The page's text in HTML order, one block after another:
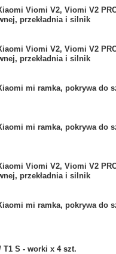
Viomi V2, Viomi V2
przekładnia i silnik
Viomi V2, Viomi V2
przekładnia i silnik
mi ramka, pokrywa do
mi ramka, pokrywa do
Viomi V2, Viomi V2
przekładnia i silnik
mi ramka, pokrywa do
T1 S - worki x 4 szt.